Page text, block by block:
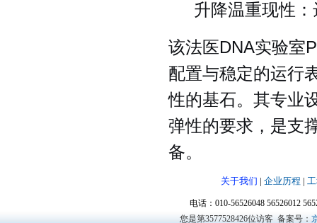
升降温重现性
该法医DNA实验室
配置与稳定的运行
性的基石。其专业
弹性的要求，是支
备。
关于我们 | 企业历程 |
电话：010-56526048 56526012
您是第3577528426位访客 备案号：